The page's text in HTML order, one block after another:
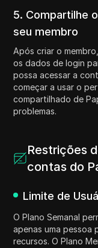
5. Compartilhe
seu membro
Após criar o
os dados de login
possa acessar a
começar a usar o
compartilhado de
problemas.
Restrições
contas do
Limite de
O Plano Semanal
apenas uma pessoa
recursos. O Plano